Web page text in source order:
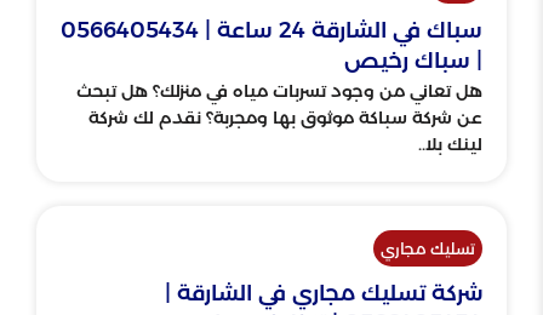
سباك في الشارقة 24 ساعة | 0566405434
| سباك رخيص
هل تعاني من وجود تسربات مياه في منزلك؟ هل تبحث
عن شركة سباكة موثوق بها ومجربة؟ نقدم لك شركة
لينك بلا..
تسليك مجاري
شركة تسليك مجاري في الشارقة |